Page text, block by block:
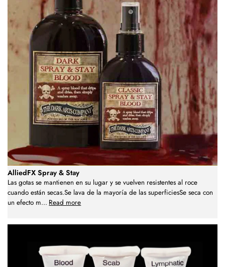
AlliedFX Spray & Stay
Las gotas se mantienen en su lugar y se vuelven resistentes al roce
cuando están secas.Se lava de la mayoría de las superficiesSe seca con
un efecto m... Read more